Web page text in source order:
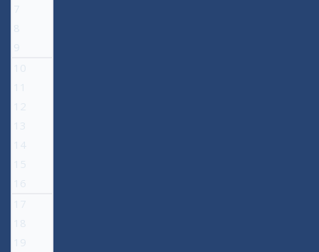
7
8
9
10
11
12
13
14
15
16
17
18
19